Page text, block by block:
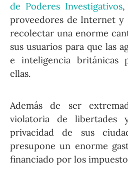
de Poderes Investigativos,
proveedores de Internet y
recolectar una enorme
sus usuarios para que las
e inteligencia británicas
ellas.
Además de ser
violatoria de
privacidad de sus
presupone un enorme
financiado por los